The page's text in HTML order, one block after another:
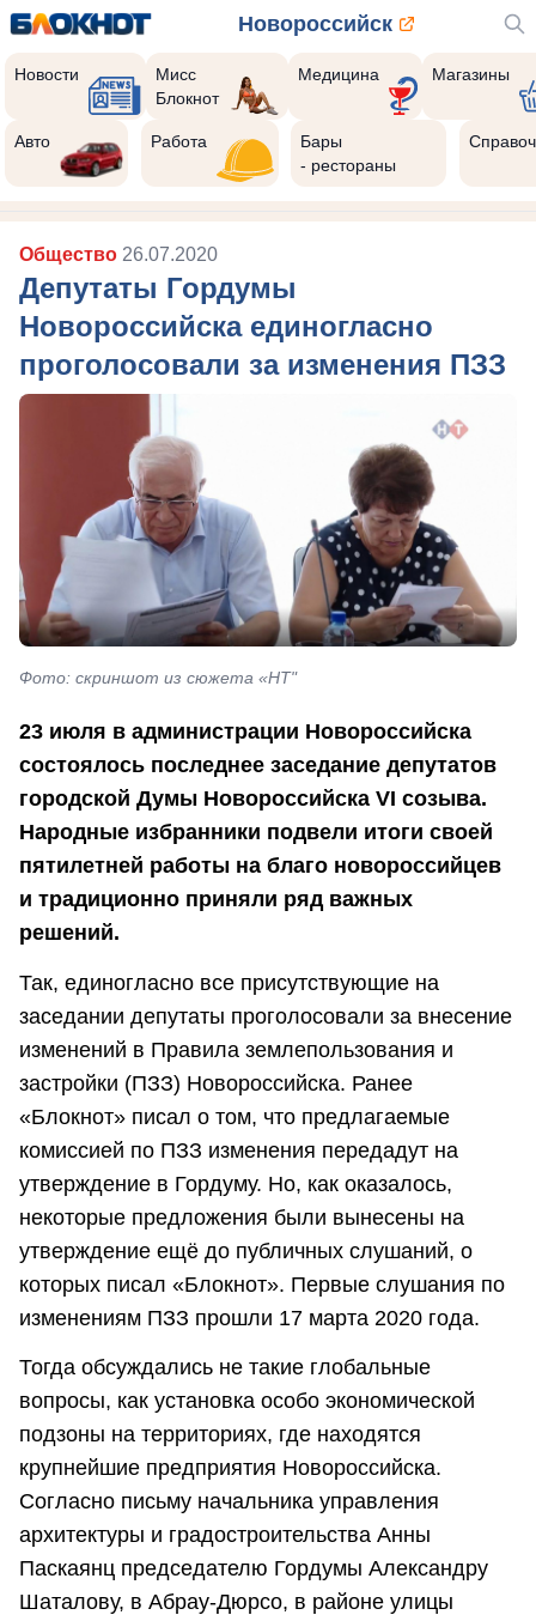
Новороссийск
Новости
Мисс
Блокнот
Медицина Магазины
Авто Работа
Бары
- рестораны
Общество 26.07.2020
Депутаты Гордумы
Новороссийска единогласно
проголосовали за изменения ПЗЗ
Фото: скриншот из сюжета «НТ"
23 июля в администрации Новороссийска
состоялось последнее заседание депутатов
городской Думы Новороссийска VI созыва.
Народные избранники подвели итоги своей
пятилетней работы на благо новороссийцев
и традиционно приняли ряд важных
решений.
Так, единогласно все присутствующие на
заседании депутаты проголосовали за внесение
изменений в Правила землепользования и
застройки (ПЗЗ) Новороссийска. Ранее
«Блокнот» писал о том, что предлагаемые
комиссией по ПЗЗ изменения передадут на
утверждение в Гордуму. Но, как оказалось,
некоторые предложения были вынесены на
утверждение ещё до публичных слушаний, о
которых писал «Блокнот». Первые слушания по
изменениям ПЗЗ прошли 17 марта 2020 года.
Тогда обсуждались не такие глобальные
вопросы, как установка особо экономической
подзоны на территориях, где находятся
крупнейшие предприятия Новороссийска.
Согласно письму начальника управления
архитектуры и градостроительства Анны
Паскаянц председателю Гордумы Александру
Шаталову, в Абрау-Дюрсо, в районе улицы